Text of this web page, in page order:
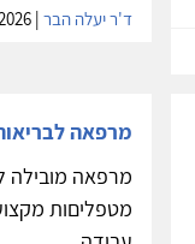
ד'ר יעלה הבר| 8/8/2026
מרפאה
מרפאה מובילה
מטפליםות